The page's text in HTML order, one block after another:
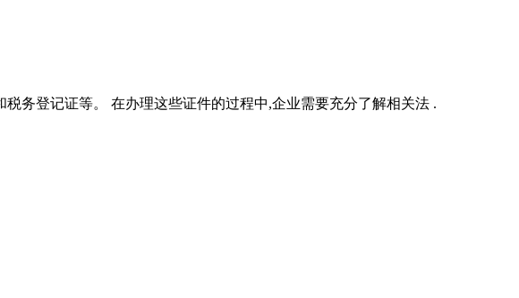
务登记证等。 在办理这些证件的过程中,企业需要充分了解相关法 .